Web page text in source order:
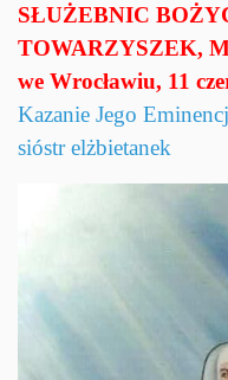
SŁUŻEBNIC
TOWARZYSZEK,
we Wrocławiu, 11
Kazanie Jego
sióstr elżbietanek